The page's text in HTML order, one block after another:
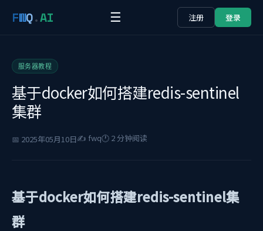
FWQ.AI ☰ 注册 登录
服务器教程
基于docker如何搭建redis-sentinel
集群
📅 2025年05月10日✍️ fwq🕐 2 分钟阅读
基于docker如何搭建redis-sentinel集
群